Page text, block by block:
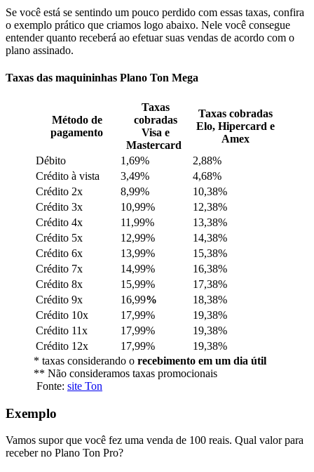
Se você está se sentindo um pouco perdido com essas taxas, confira
o exemplo prático que criamos logo abaixo. Nele você consegue
entender quanto receberá ao efetuar suas vendas de acordo com o
plano assinado.
Taxas das maquininhas Plano Ton Mega
Método de
pagamento
Taxas
cobradas
Visa e
Mastercard
Taxas cobradas
Elo, Hipercard e
Amex
Débito
1,69%
2,88%
Crédito à vista
3,49%
4,68%
Crédito 2x
8,99%
10,38%
Crédito 3x
10,99%
12,38%
Crédito 4x
11,99%
13,38%
Crédito 5x
12,99%
14,38%
Crédito 6x
13,99%
15,38%
Crédito 7x
14,99%
16,38%
Crédito 8x
15,99%
17,38%
Crédito 9x
16,99%
18,38%
Crédito 10x
17,99%
19,38%
Crédito 11x
17,99%
19,38%
Crédito 12x
17,99%
19,38%
* taxas considerando o recebimento em um dia útil
** Não consideramos taxas promocionais
Fonte: site Ton
Exemplo
Vamos supor que você fez uma venda de 100 reais. Qual valor para
receber no Plano Ton Pro?